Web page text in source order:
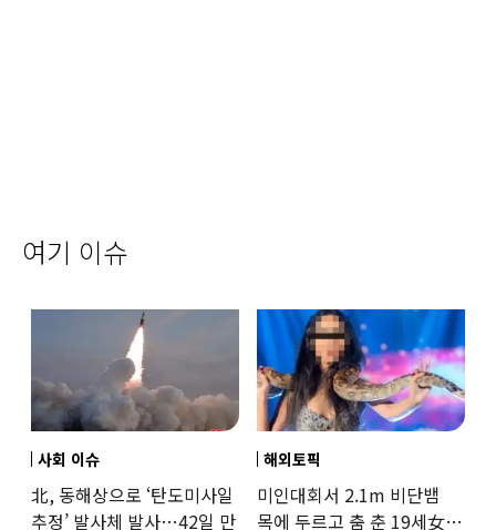
여기 이슈
사회 이슈
北, 동해상으로 ‘탄도미사일
추정’ 발사체 발사…42일 만
해외토픽
미인대회서 2.1m 비단뱀
목에 두르고 춤 춘 19세女